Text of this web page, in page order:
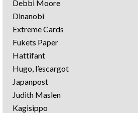
Debbi Moore
Dinanobi
Extreme Cards
Fukets Paper
Hattifant
Hugo, l’escargot
Japanpost
Judith Maslen
Kagisippo